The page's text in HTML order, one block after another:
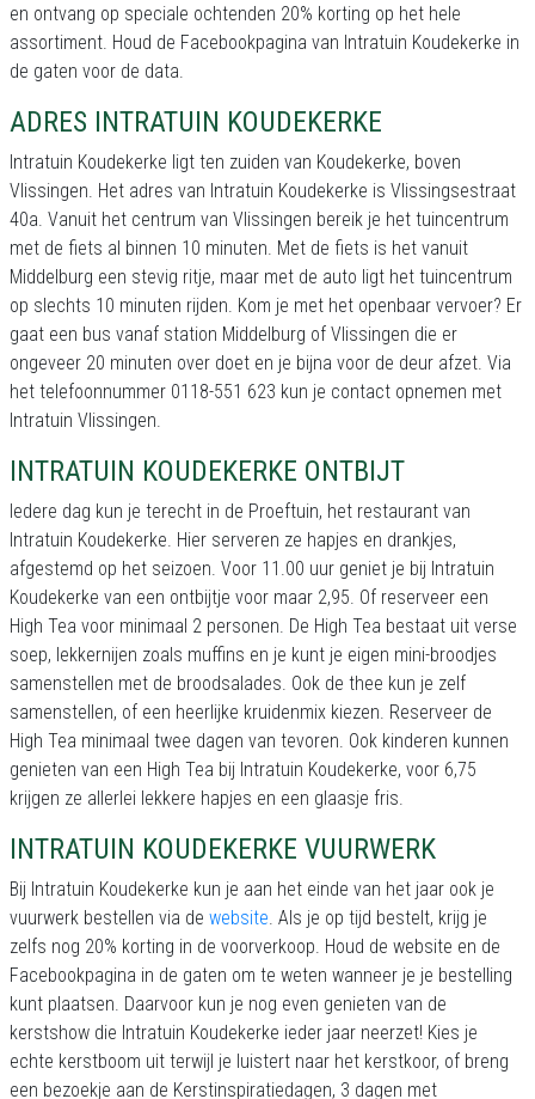
en ontvang op speciale ochtenden 20% korting op het hele
assortiment. Houd de Facebookpagina van Intratuin Koudekerke in
de gaten voor de data.
ADRES INTRATUIN KOUDEKERKE
Intratuin Koudekerke ligt ten zuiden van Koudekerke, boven
Vlissingen. Het adres van Intratuin Koudekerke is Vlissingsestraat
40a. Vanuit het centrum van Vlissingen bereik je het tuincentrum
met de fiets al binnen 10 minuten. Met de fiets is het vanuit
Middelburg een stevig ritje, maar met de auto ligt het tuincentrum
op slechts 10 minuten rijden. Kom je met het openbaar vervoer? Er
gaat een bus vanaf station Middelburg of Vlissingen die er
ongeveer 20 minuten over doet en je bijna voor de deur afzet. Via
het telefoonnummer 0118-551 623 kun je contact opnemen met
Intratuin Vlissingen.
INTRATUIN KOUDEKERKE ONTBIJT
Iedere dag kun je terecht in de Proeftuin, het restaurant van
Intratuin Koudekerke. Hier serveren ze hapjes en drankjes,
afgestemd op het seizoen. Voor 11.00 uur geniet je bij Intratuin
Koudekerke van een ontbijtje voor maar 2,95. Of reserveer een
High Tea voor minimaal 2 personen. De High Tea bestaat uit verse
soep, lekkernijen zoals muffins en je kunt je eigen mini-broodjes
samenstellen met de broodsalades. Ook de thee kun je zelf
samenstellen, of een heerlijke kruidenmix kiezen. Reserveer de
High Tea minimaal twee dagen van tevoren. Ook kinderen kunnen
genieten van een High Tea bij Intratuin Koudekerke, voor 6,75
krijgen ze allerlei lekkere hapjes en een glaasje fris.
INTRATUIN KOUDEKERKE VUURWERK
Bij Intratuin Koudekerke kun je aan het einde van het jaar ook je
vuurwerk bestellen via de website. Als je op tijd bestelt, krijg je
zelfs nog 20% korting in de voorverkoop. Houd de website en de
Facebookpagina in de gaten om te weten wanneer je je bestelling
kunt plaatsen. Daarvoor kun je nog even genieten van de
kerstshow die Intratuin Koudekerke ieder jaar neerzet! Kies je
echte kerstboom uit terwijl je luistert naar het kerstkoor, of breng
een bezoekje aan de Kerstinspiratiedagen, 3 dagen met